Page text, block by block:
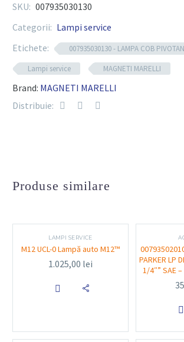
principală
Putere LED principal: 3W
scurgeri (ex. freon) sau verificări
Sistem de prindere: Magnet puternic
Cap pivotant: 180° pentru reglajul
Material: Carcasă rezistentă la
Dimensiuni reduse pentru
crescută
Funcționalitate și utilizare:
SKU: 007935030130
Categorii: Lampi service
Etichete:
007935030130 - LAMPA COB
Lampi service
MAGNETI MARELLI
Brand: MAGNETI MARELLI
Distribuie:
Produse similare
LAMPI SERVICE
M12 UCL-0 Lampă auto M12™
1.025,00 lei

PARKER LP
1/4″” SAE –
